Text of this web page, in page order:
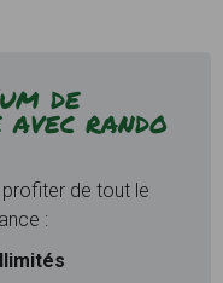
de
rando
de tout le
: